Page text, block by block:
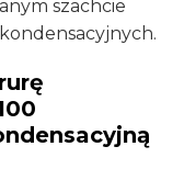
szachcie